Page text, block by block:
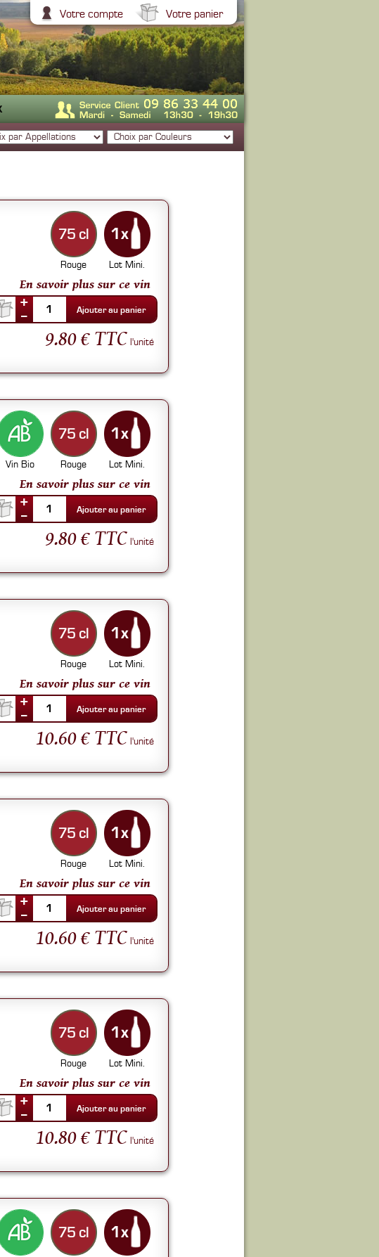
Votre compte Votre panier
75 cl
Rouge Lot Mini.
En savoir plus sur ce vin
+
--
1 Ajouter au panier
9.80 € TTC l'unité
Vin Bio
75 cl
Rouge Lot Mini.
En savoir plus sur ce vin
+
--
1 Ajouter au panier
9.80 € TTC l'unité
75 cl
Rouge Lot Mini.
En savoir plus sur ce vin
+
--
1 Ajouter au panier
10.60 € TTC l'unité
75 cl
Rouge Lot Mini.
En savoir plus sur ce vin
+
--
1 Ajouter au panier
10.60 € TTC l'unité
75 cl
Rouge Lot Mini.
En savoir plus sur ce vin
+
--
1 Ajouter au panier
10.80 € TTC l'unité
75 cl